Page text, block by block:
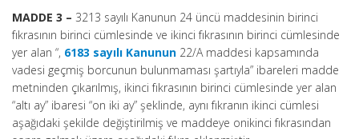
MADDE 3 – 3213 sayılı Kanunun 24 üncü maddesinin birinci
fıkrasının birinci cümlesinde ve ikinci fıkrasının birinci cümlesinde
yer alan “, 6183 sayılı Kanunun 22/A maddesi kapsamında
vadesi geçmiş borcunun bulunmaması şartıyla” ibareleri madde
metninden çıkarılmış, ikinci fıkrasının birinci cümlesinde yer alan
“altı ay” ibaresi “on iki ay” şeklinde, aynı fıkranın ikinci cümlesi
aşağıdaki şekilde değiştirilmiş ve maddeye onikinci fıkrasından